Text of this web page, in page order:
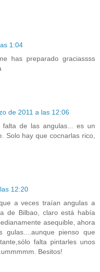
1:04
has preparado graciassss
de 2011 a las 12:06
de las angulas... es un
Solo hay que cocnarlas rico,
12:20
a veces traían angulas a
de Bilbao, claro está había
asequible, ahora
gulas....aunque pienso que
falta pintarles unos
Besitos!